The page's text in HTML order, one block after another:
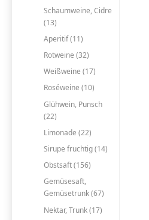
Schaumweine, Cidre
(13)
Aperitif (11)
Rotweine (32)
Weißweine (17)
Roséweine (10)
Glühwein, Punsch
(22)
Limonade (22)
Sirupe fruchtig (14)
Obstsaft (156)
Gemüsesaft,
Gemüsetrunk (67)
Nektar, Trunk (17)